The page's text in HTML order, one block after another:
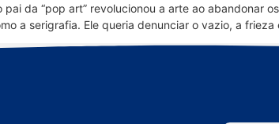
pai da “pop art” revolucionou a arte ao abandonar
a serigrafia. Ele queria denunciar o vazio, a